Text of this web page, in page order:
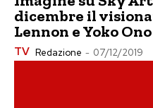
dicembre il
Lennon e Yoko Ono
TV Redazione - 07/12/2019